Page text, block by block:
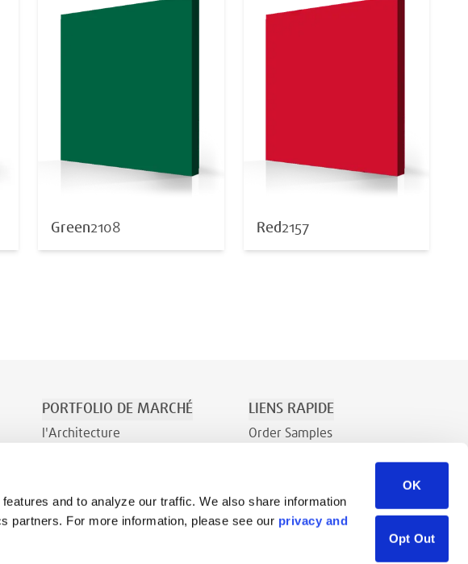
and to analyze our traffic. We also share information
partners. For more information, please see our privacy and
OK
Opt Out
Green2108 Red2157
PORTFOLIO DE MARCHÉ
l'Architecture
LIENS RAPIDE
Order Samples
Demande de renseignements
Bibliothèque de ressources